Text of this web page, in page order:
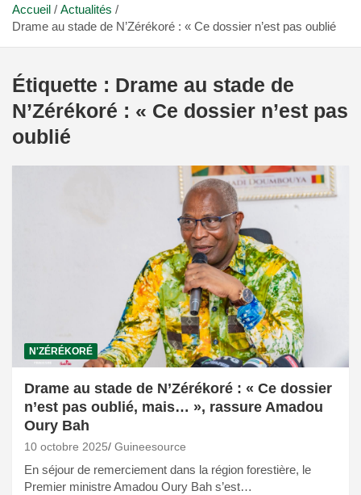
Accueil
Actualités
Drame au stade de N’Zérékoré : « Ce dossier n’est pas oublié
Étiquette : Drame au stade de
N’Zérékoré : « Ce dossier n’est pas
oublié
N'ZÉRÉKORÉ
Drame au stade de N’Zérékoré : « Ce dossier
n’est pas oublié, mais… », rassure Amadou
Oury Bah
10 octobre 2025 Guineesource
En séjour de remerciement dans la région forestière, le
Premier ministre Amadou Oury Bah s’est…